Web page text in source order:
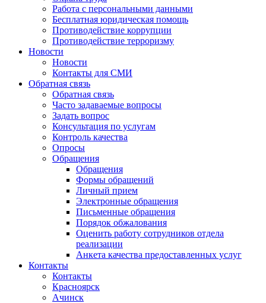
Работа с персональными данными
Бесплатная юридическая помощь
Противодействие коррупции
Противодействие терроризму
Новости
Новости
Контакты для СМИ
Обратная связь
Обратная связь
Часто задаваемые вопросы
Задать вопрос
Консультация по услугам
Контроль качества
Опросы
Обращения
Обращения
Формы обращений
Личный прием
Электронные обращения
Письменные обращения
Порядок обжалования
Оценить работу сотрудников отдела
реализации
Анкета качества предоставленных услуг
Контакты
Контакты
Красноярск
Ачинск